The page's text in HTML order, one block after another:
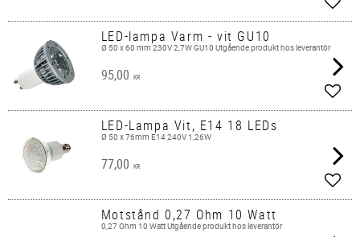
LED-lampa Varm - vit GU10
Ø 50 x 60 mm 230V 2,7W GU10 Utgående produkt hos leverantör
95,00 KR
LED-Lampa Vit, E14 18 LEDs
Ø 50 x 76mm E14 240V 1,26W
77,00 KR
Motstånd 0,27 Ohm 10 Watt
0,27 Ohm 10 Watt Utgående produkt hos leverantör